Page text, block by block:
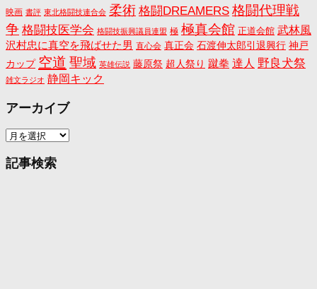
映画 書評 東北格闘技連合会 柔術 格闘DREAMERS 格闘代理戦
争 格闘技医学会 格闘技振興議員連盟 極 極真会館 正道会館 武林風
沢村忠に真空を飛ばせた男 直心会 真正会 石渡伸太郎引退興行 神戸
カップ 空道 聖域 英雄伝説 藤原祭 超人祭り 蹴拳 達人 野良犬祭
雑文ラジオ 静岡キック
アーカイブ
ア
カ
記事検索